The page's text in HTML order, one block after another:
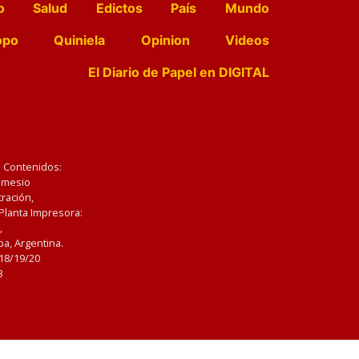
Salud Edictos País
Mundo
Quiniela Opinion
Videos
El Diario de Papel en DIGITAL
Impresora:
Argentina.
19/20